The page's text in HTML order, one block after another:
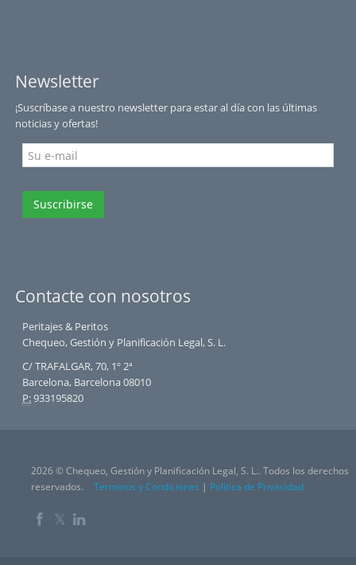
Newsletter
¡Suscríbase a nuestro newsletter para estar al día con las últimas
noticias y ofertas!
Suscribirse
Contacte con nosotros
Peritajes & Peritos
Chequeo, Gestión y Planificación Legal, S. L.
C/ TRAFALGAR, 70, 1º 2ª
Barcelona, Barcelona 08010
P:933195820
2026 © Chequeo, Gestión y Planificación Legal, S. L.. Todos los derechos
reservados.
Terminos y Condiciones | Política de Privacidad
𝕏